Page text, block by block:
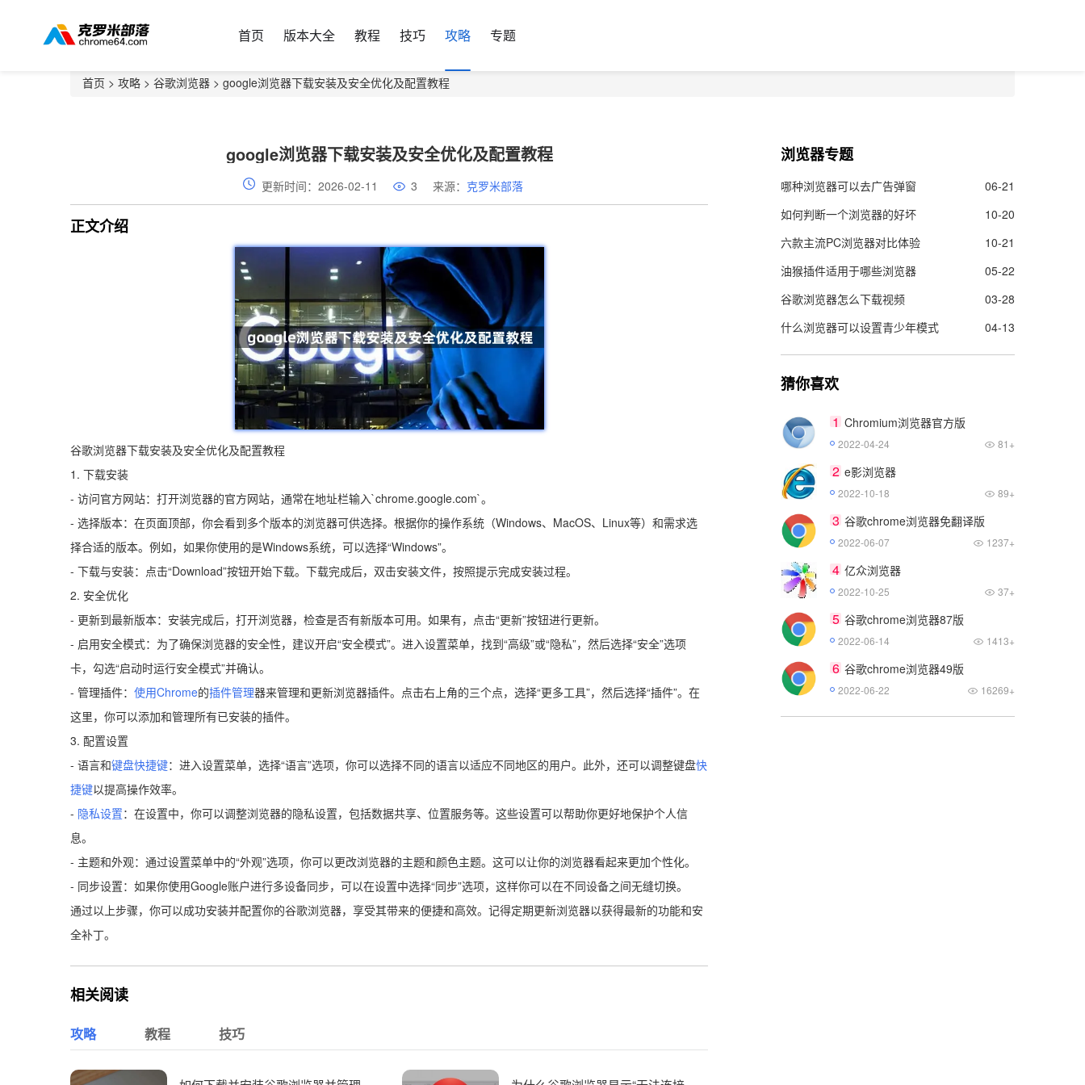
首页 版本大全 教程 技巧 攻略 专题
首页 > 攻略 > 谷歌浏览器 > google浏览器下载安装及安全优化及配置教程
google浏览器下载安装及安全优化及配置教程
更新时间：2026-02-11 3 来源： 克罗米部落
正文介绍
谷歌浏览器下载安装及安全优化及配置教程
1. 下载安装
- 访问官方网站：打开浏览器的官方网站，通常在地址栏输入`chrome.google.com`。
- 选择版本：在页面顶部，你会看到多个版本的浏览器可供选择。根据你的操作系统（Windows、MacOS、Linux等）和需求选
择合适的版本。例如，如果你使用的是Windows系统，可以选择“Windows”。
- 下载与安装：点击“Download”按钮开始下载。下载完成后，双击安装文件，按照提示完成安装过程。
2. 安全优化
- 更新到最新版本：安装完成后，打开浏览器，检查是否有新版本可用。如果有，点击“更新”按钮进行更新。
- 启用安全模式：为了确保浏览器的安全性，建议开启“安全模式”。进入设置菜单，找到“高级”或“隐私”，然后选择“安全”选项
卡，勾选“启动时运行安全模式”并确认。
- 管理插件： 使用Chrome的插件管理器来管理和更新浏览器插件。点击右上角的三个点，选择“更多工具”，然后选择“插件”。在
这里，你可以添加和管理所有已安装的插件。
3. 配置设置
- 语言和键盘快捷键：进入设置菜单，选择“语言”选项，你可以选择不同的语言以适应不同地区的用户。此外，还可以调整键盘快
捷键以提高操作效率。
- 隐私设置：在设置中，你可以调整浏览器的隐私设置，包括数据共享、位置服务等。这些设置可以帮助你更好地保护个人信
息。
- 主题和外观：通过设置菜单中的“外观”选项，你可以更改浏览器的主题和颜色主题。这可以让你的浏览器看起来更加个性化。
- 同步设置：如果你使用Google账户进行多设备同步，可以在设置中选择“同步”选项，这样你可以在不同设备之间无缝切换。
通过以上步骤，你可以成功安装并配置你的谷歌浏览器，享受其带来的便捷和高效。记得定期更新浏览器以获得最新的功能和安
全补丁。
相关阅读
攻略 教程 技巧
浏览器专题
哪种浏览器可以去广告弹窗
06-21
如何判断一个浏览器的好坏
10-20
六款主流PC浏览器对比体验
10-21
油猴插件适用于哪些浏览器
05-22
谷歌浏览器怎么下载视频
03-28
什么浏览器可以设置青少年模式
04-13
猜你喜欢
1 Chromium浏览器官方版
2022-04-24 81+
2 e影浏览器
2022-10-18 89+
3 谷歌chrome浏览器免翻译版
2022-06-07 1237+
4 亿众浏览器
2022-10-25 37+
5 谷歌chrome浏览器87版
2022-06-14 1413+
6 谷歌chrome浏览器49版
2022-06-22 16269+